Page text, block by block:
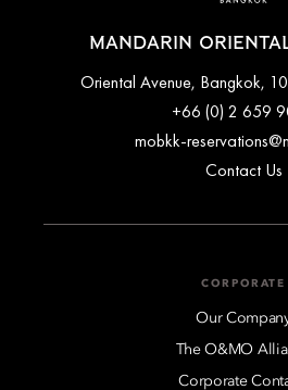
MANDARIN
+66 (0) 2 659
mobkk-
Contact Us
CORPORATE
Our
The O&MO
Corporate